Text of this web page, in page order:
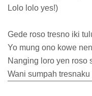
Lolo lolo yes!)
Gede roso tresno iki
Yo mung ono kowe
Nanging loro yen roso
Wani sumpah